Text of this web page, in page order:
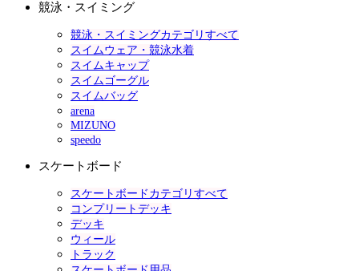
競泳・スイミング
競泳・スイミングカテゴリすべて
スイムウェア・競泳水着
スイムキャップ
スイムゴーグル
スイムバッグ
arena
MIZUNO
speedo
スケートボード
スケートボードカテゴリすべて
コンプリートデッキ
デッキ
ウィール
トラック